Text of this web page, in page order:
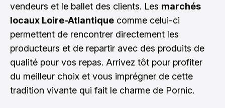
vendeurs et le ballet des clients. Les marchés
locaux Loire-Atlantique comme celui-ci
permettent de rencontrer directement les
producteurs et de repartir avec des produits de
qualité pour vos repas. Arrivez tôt pour profiter
du meilleur choix et vous imprégner de cette
tradition vivante qui fait le charme de Pornic.